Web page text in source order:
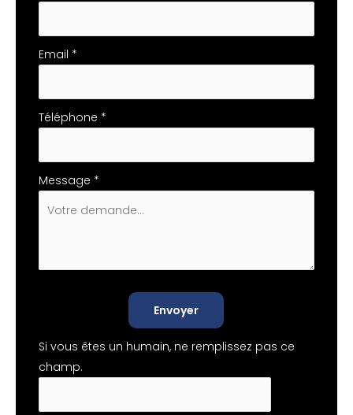
Email *
Téléphone *
Message *
Envoyer
Si vous êtes un humain, ne remplissez pas ce
champ.